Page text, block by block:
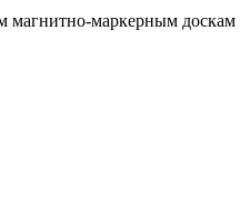
магнитно-маркерным доскам